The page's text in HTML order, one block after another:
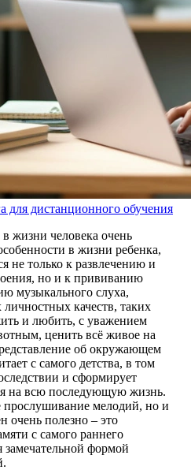
для дистанционного обучения
жизни человека очень
в жизни ребенка,
не только к развлечению и
но и к прививанию
музыкального слуха,
качеств, таких
и любить, с уважением
ценить всё живое на
об окружающем
с самого детства, в том
и сформирует
на всю последующую жизнь.
прослушивание мелодий, но и
очень полезно – это
с самого раннего
замечательной формой